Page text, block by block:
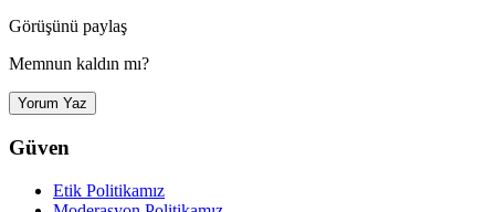
Görüşünü paylaş
Memnun kaldın mı?
Yorum Yaz
Güven
Etik Politikamız